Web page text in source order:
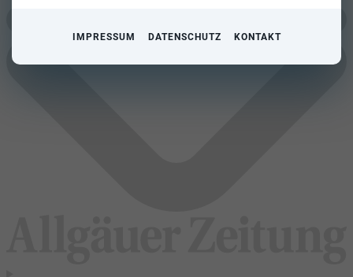
IMPRESSUM DATENSCHUTZ KONTAKT